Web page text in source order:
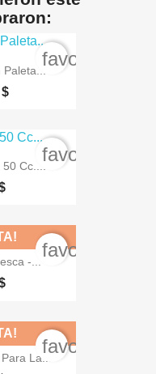
Paleta...
Cc....
-...
La...